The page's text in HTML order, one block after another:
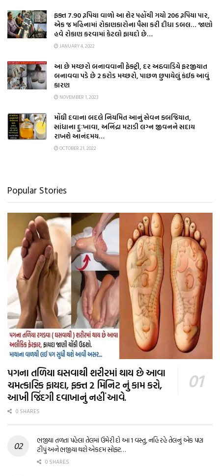
ફક્ત 7.90 રૂપિયા વાળો આ શેર પહોંચી ગયો 206 રૂપિયા પાર,
એક જ મહિનામાં રોકાણકારોના પૈસા કરી દીધા ડબલ… જાણો
હવે રોકાણ કરવામાં કેટલો ફાયદો છે…
JANUARY 4, 2022
આ છે મચ્છરો બનાવવાની ફેક્ટ્રી, દર અઠવાડિયે ફરજીયાત
બનાવવા પડે છે 2 કરોડ મચ્છરો, પાછળ છુપાયેલું કંઈક આવું
કારણ
NOVEMBER 1, 2023
મોંઘી દવાના બદલે નિયમિત આનું સેવન કબજિયાત,
સાંધાના દુઃખાવા, અનિંદ્રા મટાડી લગ્ન જીવનને સદાય
રાખશે આનંદમય…
OCTOBER 21, 2022
Popular Stories
પગના તળિયા ઘસવાથી શરીરમાં થાય છે આવા
ચમત્કારિક ફાયદા, ફક્ત 2 મિનિટ નું કામ કરો,
આખી જિંદગી દવાખાનું નહીં આવે.
0 SHARES
ભજીયા તળતા પહેલા તેલમાં ઉમેરી દો આ 1 વસ્તુ, નહિ રહે તેલનું એક પણ
ટીપું અને ભજીયા થશે એકદમ સોફ્ટ…
0 SHARES